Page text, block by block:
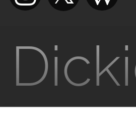
Dossiers
Films